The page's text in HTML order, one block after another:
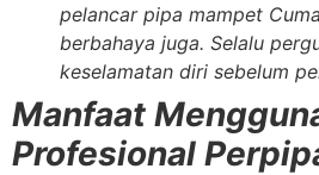
pelancar pipa mampet
berbahaya juga. Selalu
keselamatan diri sebelum
Manfaat
Profesional